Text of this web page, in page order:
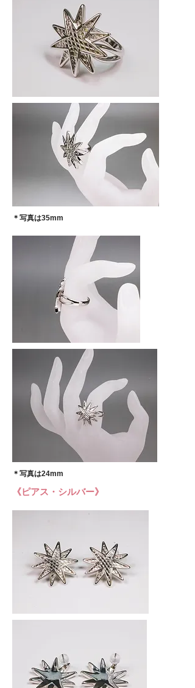
​＊写真は35mm
​＊写真は24mm
​《ピアス・シルバー》